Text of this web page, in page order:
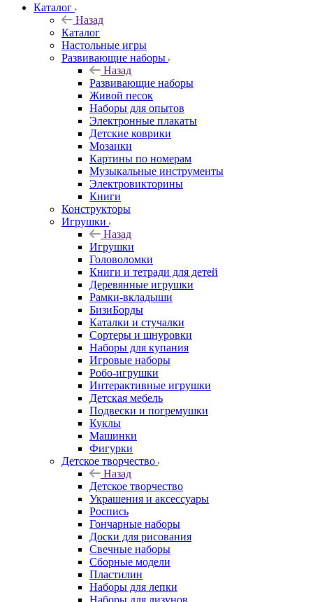
Каталог
Назад
Каталог
Настольные игры
Развивающие наборы
Назад
Развивающие наборы
Живой песок
Наборы для опытов
Электронные плакаты
Детские коврики
Мозаики
Картины по номерам
Музыкальные инструменты
Электровикторины
Книги
Конструкторы
Игрушки
Назад
Игрушки
Головоломки
Книги и тетради для детей
Деревянные игрушки
Рамки-вкладыши
БизиБорды
Каталки и стучалки
Сортеры и шнуровки
Наборы для купания
Игровые наборы
Робо-игрушки
Интерактивные игрушки
Детская мебель
Подвески и погремушки
Куклы
Машинки
Фигурки
Детское творчество
Назад
Детское творчество
Украшения и аксессуары
Роспись
Гончарные наборы
Доски для рисования
Свечные наборы
Сборные модели
Пластилин
Наборы для лепки
Наборы для лизунов